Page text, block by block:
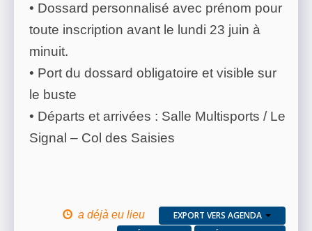
• Dossard personnalisé avec prénom pour
toute inscription avant le lundi 23 juin à
minuit.
• Port du dossard obligatoire et visible sur
le buste
• Départs et arrivées : Salle Multisports / Le
Signal – Col des Saisies
a déjà eu lieu
EXPORT VERS AGENDA